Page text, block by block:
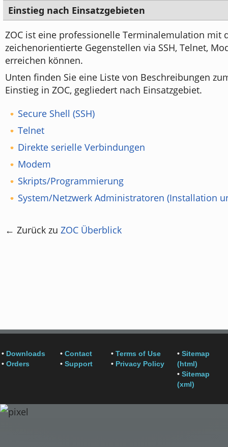
Einstieg nach Einsatzgebieten
ZOC ist eine professionelle Terminalemulation mit
zeichenorientierte Gegenstellen via SSH, Telnet,
erreichen können.
Unten finden Sie eine Liste von Beschreibungen
Einstieg in ZOC, gegliedert nach Einsatzgebiet.
Secure Shell (SSH)
Telnet
Direkte serielle Verbindungen
Modem
Skripts/Programmierung
System/Netzwerk Administratoren (Installation
← Zurück zu ZOC Überblick
• Downloads
• Orders
• Contact
• Support
• Terms of Use
• Privacy Policy
• Sitemap
(html)
• Sitemap
(xml)